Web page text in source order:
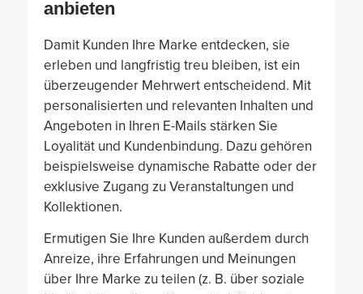
anbieten
Damit Kunden Ihre Marke entdecken, sie
erleben und langfristig treu bleiben, ist ein
überzeugender Mehrwert entscheidend. Mit
personalisierten und relevanten Inhalten und
Angeboten in Ihren E-Mails stärken Sie
Loyalität und Kundenbindung. Dazu gehören
beispielsweise dynamische Rabatte oder der
exklusive Zugang zu Veranstaltungen und
Kollektionen.
Ermutigen Sie Ihre Kunden außerdem durch
Anreize, ihre Erfahrungen und Meinungen
über Ihre Marke zu teilen (z. B. über soziale